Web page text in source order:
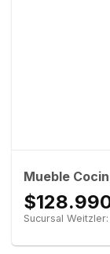
Mueble
Sucursal